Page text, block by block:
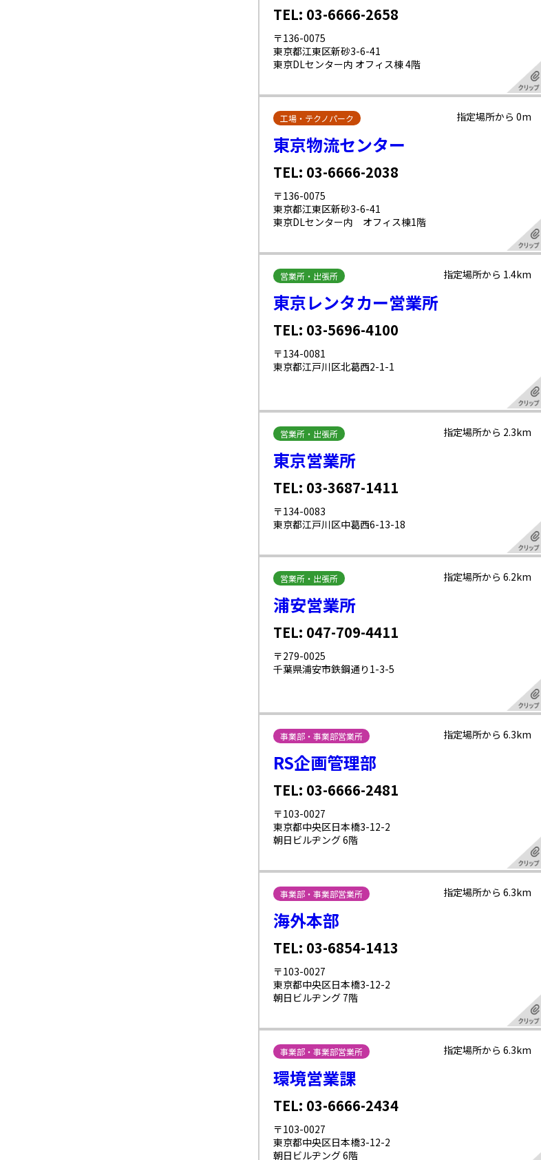
TEL: 03-6666-2658
〒136-0075
東京都江東区新砂3-6-41
東京DLセンター内 オフィス棟 4階
工場・テクノパーク 指定場所から 0m
東京物流センター
TEL: 03-6666-2038
〒136-0075
東京都江東区新砂3-6-41
東京DLセンター内 オフィス棟1階
営業所・出張所 指定場所から 1.4km
東京レンタカー営業所
TEL: 03-5696-4100
〒134-0081
東京都江戸川区北葛西2-1-1
営業所・出張所 指定場所から 2.3km
東京営業所
TEL: 03-3687-1411
〒134-0083
東京都江戸川区中葛西6-13-18
営業所・出張所 指定場所から 6.2km
浦安営業所
TEL: 047-709-4411
〒279-0025
千葉県浦安市鉄鋼通り1-3-5
事業部・事業部営業所 指定場所から 6.3km
RS企画管理部
TEL: 03-6666-2481
〒103-0027
東京都中央区日本橋3-12-2
朝日ビルヂング 6階
事業部・事業部営業所 指定場所から 6.3km
海外本部
TEL: 03-6854-1413
〒103-0027
東京都中央区日本橋3-12-2
朝日ビルヂング 7階
事業部・事業部営業所 指定場所から 6.3km
環境営業課
TEL: 03-6666-2434
〒103-0027
東京都中央区日本橋3-12-2
朝日ビルヂング 6階